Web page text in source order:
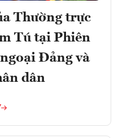
Thường trực
Tú tại Phiên
Đảng và
dân